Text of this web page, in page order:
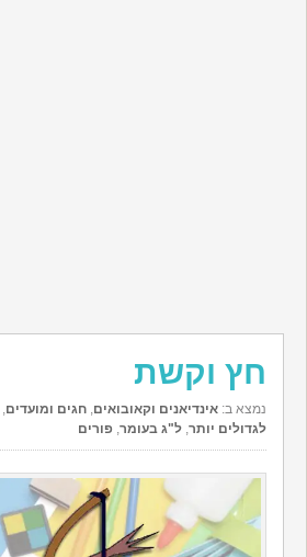
חץ וקשת
נמצא ב: אינדיאנים וקאובואים, חגים ומועדים,
לגדולים יותר, ל"ג בעומר, פורים